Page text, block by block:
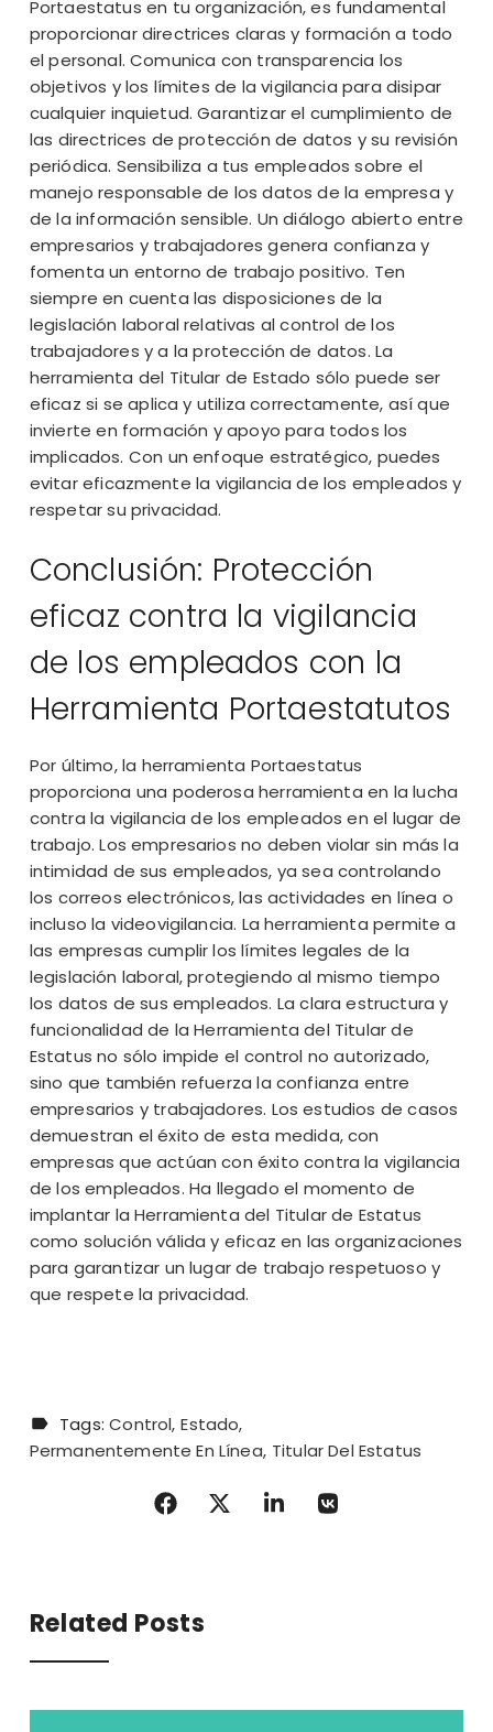
Portaestatus en tu organización, es fundamental
proporcionar directrices claras y formación a todo
el personal. Comunica con transparencia los
objetivos y los límites de la vigilancia para disipar
cualquier inquietud. Garantizar el cumplimiento de
las directrices de protección de datos y su revisión
periódica. Sensibiliza a tus empleados sobre el
manejo responsable de los datos de la empresa y
de la información sensible. Un diálogo abierto entre
empresarios y trabajadores genera confianza y
fomenta un entorno de trabajo positivo. Ten
siempre en cuenta las disposiciones de la
legislación laboral relativas al control de los
trabajadores y a la protección de datos. La
herramienta del Titular de Estado sólo puede ser
eficaz si se aplica y utiliza correctamente, así que
invierte en formación y apoyo para todos los
implicados. Con un enfoque estratégico, puedes
evitar eficazmente la vigilancia de los empleados y
respetar su privacidad.
Conclusión: Protección
eficaz contra la vigilancia
de los empleados con la
Herramienta Portaestatutos
Por último, la herramienta Portaestatus
proporciona una poderosa herramienta en la lucha
contra la vigilancia de los empleados en el lugar de
trabajo. Los empresarios no deben violar sin más la
intimidad de sus empleados, ya sea controlando
los correos electrónicos, las actividades en línea o
incluso la videovigilancia. La herramienta permite a
las empresas cumplir los límites legales de la
legislación laboral, protegiendo al mismo tiempo
los datos de sus empleados. La clara estructura y
funcionalidad de la Herramienta del Titular de
Estatus no sólo impide el control no autorizado,
sino que también refuerza la confianza entre
empresarios y trabajadores. Los estudios de casos
demuestran el éxito de esta medida, con
empresas que actúan con éxito contra la vigilancia
de los empleados. Ha llegado el momento de
implantar la Herramienta del Titular de Estatus
como solución válida y eficaz en las organizaciones
para garantizar un lugar de trabajo respetuoso y
que respete la privacidad.
Tags:Control Estado
Permanentemente En Línea Titular Del Estatus
Related Posts